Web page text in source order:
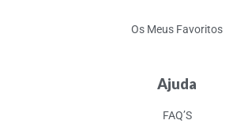
Os Meus Favoritos
Ajuda
FAQ’S